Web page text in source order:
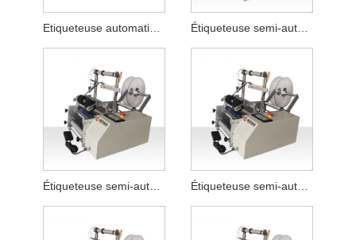
Etiqueteuse automatique à colle
Étiqueteuse semi-automatique pour tuyau de nettoyant facial plat